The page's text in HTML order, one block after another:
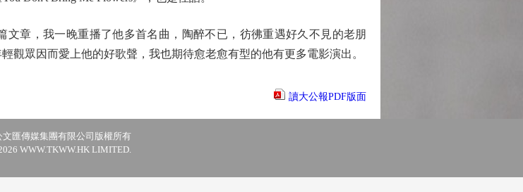
章，我一晚重播了他多首名曲，陶醉不已，彷彿重遇好久不見的老朋
觀眾因而愛上他的好歌聲，我也期待愈老愈有型的他有更多電影演出。
讀大公報PDF版面
文匯傳媒集團有限公司版權所有
WWW.TKWW.HK LIMITED.